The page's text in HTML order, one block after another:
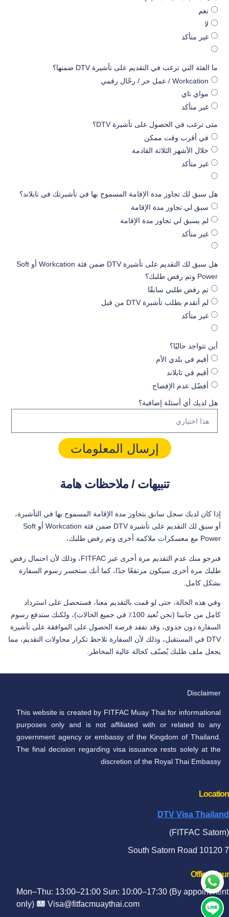
نعم
لا
غير متأكد
ما الفئة التي ترغب في التقديم على تأشيرة DTV ضمنها؟
Workcation / عمل حر / رحّال رقمي
مواي تاي
غير متأكد
متى ترغب في الحصول على تأشيرة DTV؟
في أقرب وقت ممكن
خلال الأشهر الثلاثة القادمة
غير متأكد
هل سبق لك تجاوز مدة الإقامة المسموح بها في تأشيرتك في تايلاند؟
سبق لي تجاوز مدة الإقامة
لم يسبق لي تجاوز مدة الإقامة
غير متأكد
هل سبق لك التقديم على تأشيرة DTV ضمن فئة Workcation أو Soft
Power وتم رفض طلبك؟
تم رفض طلبي سابقًا
لم أتقدم بطلب تأشيرة DTV من قبل
غير متأكد
أين تتواجد حاليًا؟
أقيم في بلدي الأم
أقيم في تايلاند
أفضّل عدم الإفصاح
هل لديك أي أسئلة إضافية؟
إرسال المعلومات
تنبيهات / ملاحظات هامة
إذا كان لديك سجل سابق بتجاوز مدة الإقامة المسموح بها في التأشيرة،
أو سبق لك التقديم على تأشيرة DTV ضمن فئة Workcation أو Soft
Power مع معسكرات ملاكمة أخرى وتم رفض طلبك،
فنرجو منك عدم التقديم مرة أخرى عبر FITFAC، وذلك لأن احتمال رفض
طلبك مرة أخرى سيكون مرتفعًا جدًا، كما أنك ستخسر رسوم السفارة
بشكل كامل.
وفي هذه الحالة، حتى لو قمت بالتقديم معنا، فستحصل على استرداد
كامل من جانبنا (نحن نُعيد 100٪ في جميع الحالات)، ولكنك ستدفع رسوم
السفارة دون جدوى، وقد تفقد فرصة الحصول على الموافقة على تأشيرة
DTV في المستقبل، وذلك لأن السفارة تلاحظ تكرار محاولات التقديم، مما
يجعل ملف طلبك يُصنّف كحالة عالية المخاطر.
Disclaimer
This website is created by FITFAC Muay Thai for informational
purposes only and is not affiliated with or related to any
government agency or embassy of the Kingdom of Thailand.
The final decision regarding visa issuance rests solely at the
discretion of the Royal Thai Embassy
Location​
DTV Visa Thailand
(FITFAC Satorn)
7 South Satorn Road 10120
Office Hour​
Mon–Thu: 13:00–21:00 Sun: 10:00–17:30 (By appointment
only)
Visa@fitfacmuaythai.com